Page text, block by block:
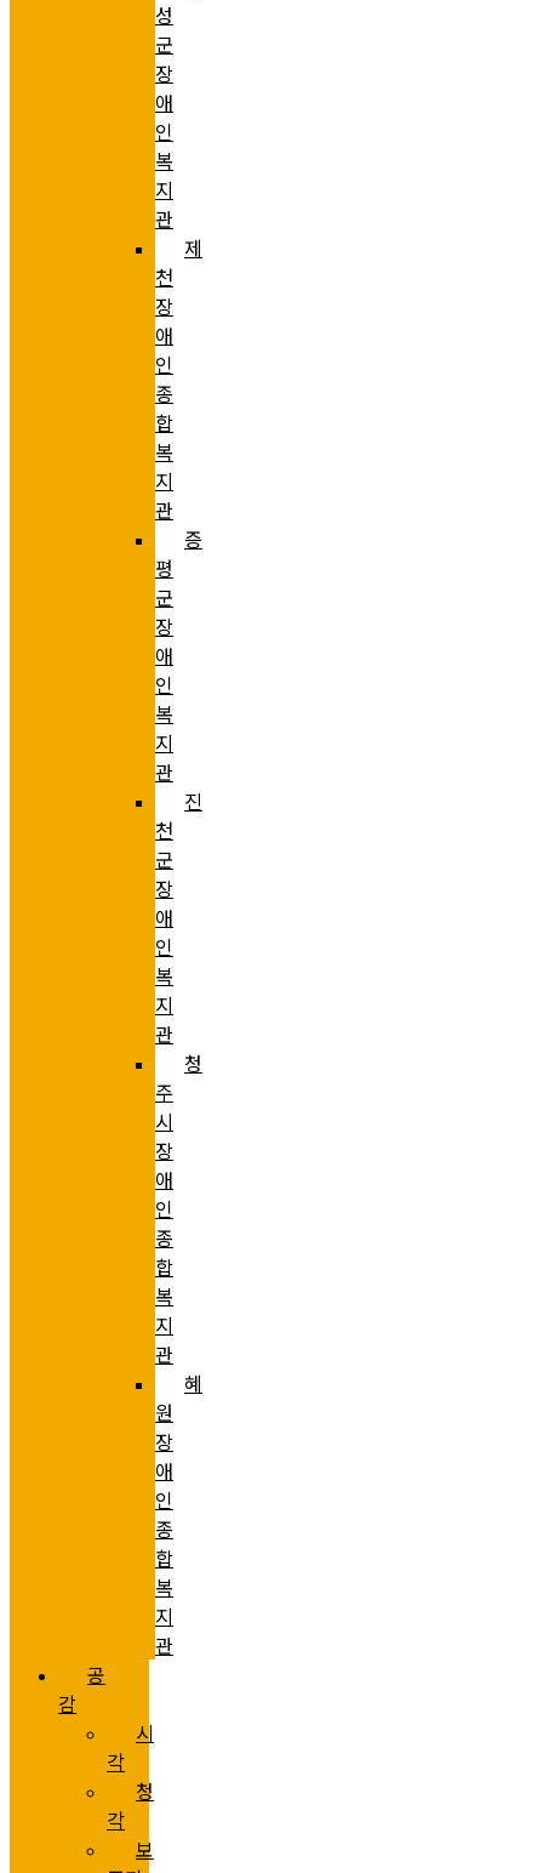
성
군
장
애
인
복
지
관
제
천
장
애
인
종
합
복
지
관
증
평
군
장
애
인
복
지
관
진
천
군
장
애
인
복
지
관
청
주
시
장
애
인
종
합
복
지
관
혜
원
장
애
인
종
합
복
지
관
공
감
시
각
청
각
보